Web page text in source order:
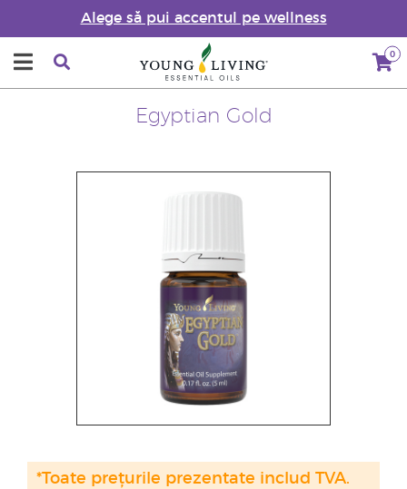
Alege să pui accentul pe wellness
0
Egyptian Gold
*Toate prețurile prezentate includ TVA.